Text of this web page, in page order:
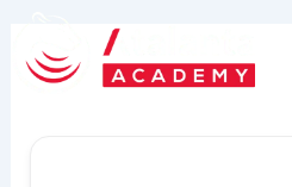
contenido